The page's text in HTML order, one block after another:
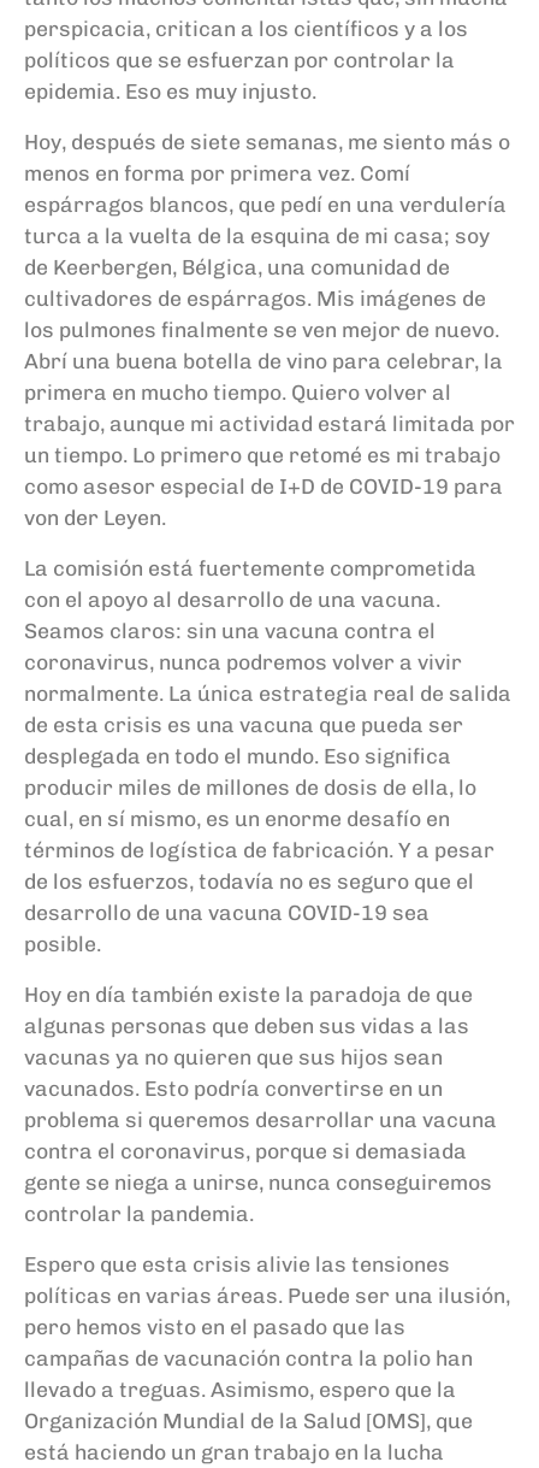
perspicacia, critican a los científicos y a los
políticos que se esfuerzan por controlar la
epidemia. Eso es muy injusto.
Hoy, después de siete semanas, me siento más o
menos en forma por primera vez. Comí
espárragos blancos, que pedí en una verdulería
turca a la vuelta de la esquina de mi casa; soy
de Keerbergen, Bélgica, una comunidad de
cultivadores de espárragos. Mis imágenes de
los pulmones finalmente se ven mejor de nuevo.
Abrí una buena botella de vino para celebrar, la
primera en mucho tiempo. Quiero volver al
trabajo, aunque mi actividad estará limitada por
un tiempo. Lo primero que retomé es mi trabajo
como asesor especial de I+D de COVID-19 para
von der Leyen.
La comisión está fuertemente comprometida
con el apoyo al desarrollo de una vacuna.
Seamos claros: sin una vacuna contra el
coronavirus, nunca podremos volver a vivir
normalmente. La única estrategia real de salida
de esta crisis es una vacuna que pueda ser
desplegada en todo el mundo. Eso significa
producir miles de millones de dosis de ella, lo
cual, en sí mismo, es un enorme desafío en
términos de logística de fabricación. Y a pesar
de los esfuerzos, todavía no es seguro que el
desarrollo de una vacuna COVID-19 sea
posible.
Hoy en día también existe la paradoja de que
algunas personas que deben sus vidas a las
vacunas ya no quieren que sus hijos sean
vacunados. Esto podría convertirse en un
problema si queremos desarrollar una vacuna
contra el coronavirus, porque si demasiada
gente se niega a unirse, nunca conseguiremos
controlar la pandemia.
Espero que esta crisis alivie las tensiones
políticas en varias áreas. Puede ser una ilusión,
pero hemos visto en el pasado que las
campañas de vacunación contra la polio han
llevado a treguas. Asimismo, espero que la
Organización Mundial de la Salud [OMS], que
está haciendo un gran trabajo en la lucha